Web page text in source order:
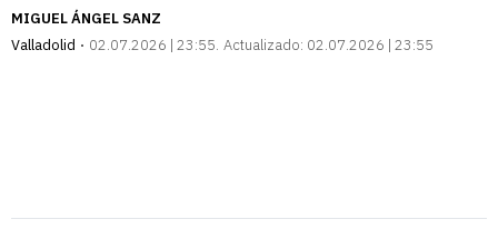
MIGUEL ÁNGEL SANZ
Valladolid
02.07.2026 | 23:55 Actualizado: 02.07.2026 | 23:55